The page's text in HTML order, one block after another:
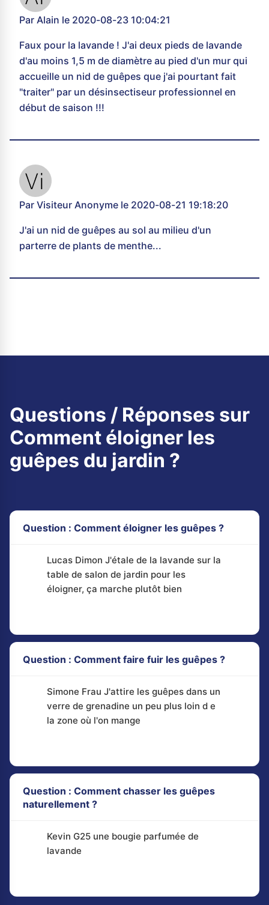
Par Alain le 2020-08-23 10:04:21
Faux pour la lavande ! J'ai deux pieds de lavande
d'au moins 1,5 m de diamètre au pied d'un mur qui
accueille un nid de guêpes que j'ai pourtant fait
"traiter" par un désinsectiseur professionnel en
début de saison !!!
Par Visiteur Anonyme le 2020-08-21 19:18:20
J'ai un nid de guêpes au sol au milieu d'un
parterre de plants de menthe...
Questions / Réponses sur
Comment éloigner les
guêpes du jardin ?
Question : Comment éloigner les guêpes ?
Lucas Dimon J'étale de la lavande sur la
table de salon de jardin pour les
éloigner, ça marche plutôt bien
Question : Comment faire fuir les guêpes ?
Simone Frau J'attire les guêpes dans un
verre de grenadine un peu plus loin d e
la zone où l'on mange
Question : Comment chasser les guêpes
naturellement ?
Kevin G25 une bougie parfumée de
lavande